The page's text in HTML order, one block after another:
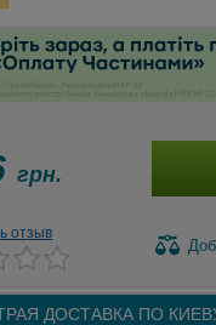
грн.
отзыв
ДОСТАВКА ПО